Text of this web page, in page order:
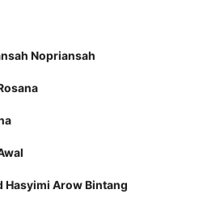
Nopriansah
Hasyimi Arow Bintang